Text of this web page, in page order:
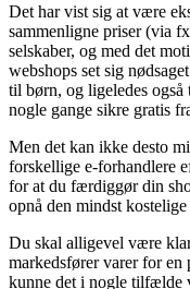
Det har vist sig at være
sammenligne priser (via
selskaber, og med det
webshops set sig
til børn, og ligeledes
nogle gange sikre gratis
Men det kan ikke desto
forskellige e-forhandlere
for at du færdiggør din
opnå den mindst kostelige
Du skal alligevel være
markedsfører varer for en
kunne det i nogle tilfælde